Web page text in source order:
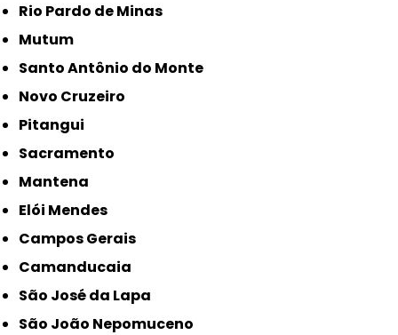
Rio Pardo de Minas
Mutum
Santo Antônio do Monte
Novo Cruzeiro
Pitangui
Sacramento
Mantena
Elói Mendes
Campos Gerais
Camanducaia
São José da Lapa
São João Nepomuceno